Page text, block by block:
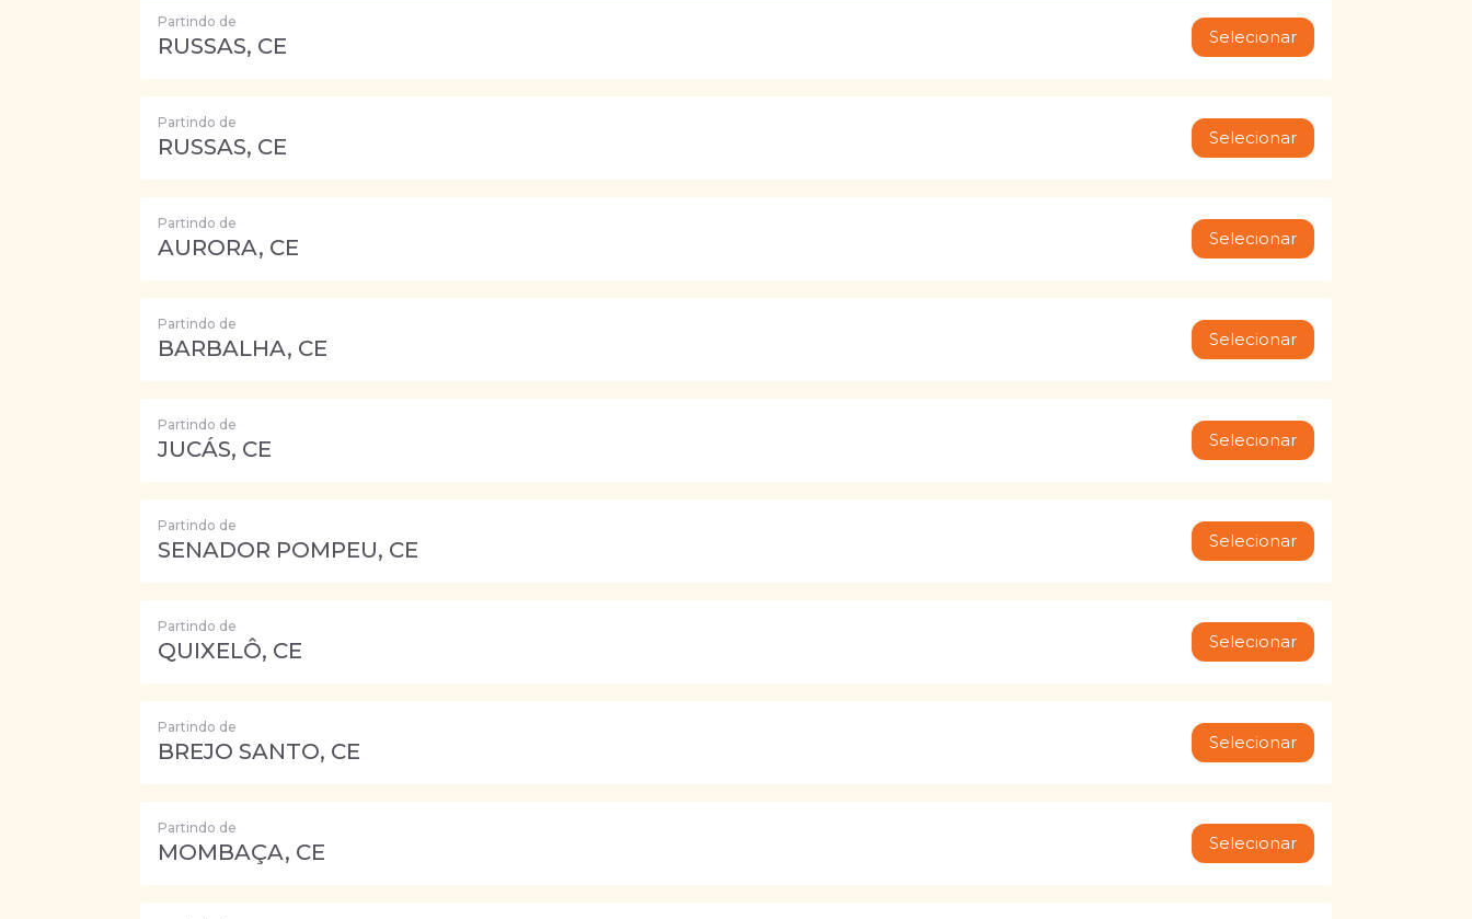
Partindo de
RUSSAS, CE Selecionar
Partindo de
RUSSAS, CE Selecionar
Partindo de
AURORA, CE Selecionar
Partindo de
BARBALHA, CE Selecionar
Partindo de
JUCÁS, CE Selecionar
Partindo de
SENADOR POMPEU, CE Selecionar
Partindo de
QUIXELÔ, CE Selecionar
Partindo de
BREJO SANTO, CE Selecionar
Partindo de
MOMBAÇA, CE Selecionar